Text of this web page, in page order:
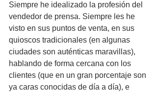
Siempre he idealizado la profesión del
vendedor de prensa. Siempre les he
visto en sus puntos de venta, en sus
quioscos tradicionales (en algunas
ciudades son auténticas maravillas),
hablando de forma cercana con los
clientes (que en un gran porcentaje son
ya caras conocidas de día a día), e